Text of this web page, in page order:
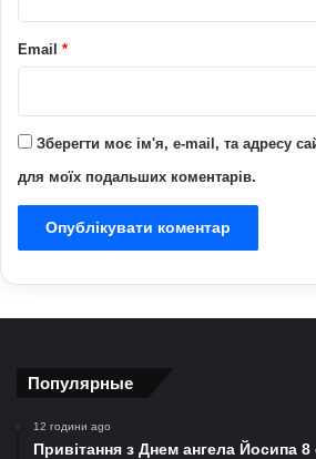
Email *
Зберегти моє ім'я, e-mail, та адресу
для моїх подальших коментарів.
Популярные
12 години ago
Привітання з Днем ангела Йосипа 8